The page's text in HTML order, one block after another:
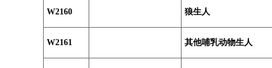
W2160 狼生人
W2161 其他哺乳动物生人